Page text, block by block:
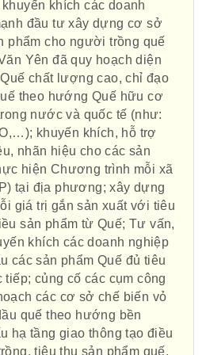
khích các doanh
đầu tư xây dựng cơ sở
phẩm cho người trồng quế
Yên đã quy hoạch diện
chất lượng cao, chỉ đạo
theo hướng Quế hữu cơ
nước và quốc tế (như:
khuyến khích, hỗ trợ
nhãn hiệu cho các sản
hiện Chương trình mỗi xã
tại địa phương; xây dựng
giá trị gắn sản xuất với tiêu
sản phẩm từ Quế; Tư vấn,
khích các doanh nghiệp
các sản phẩm Quế đủ tiêu
củng cố các cụm công
các cơ sở chế biến vỏ
quế theo hướng bền
hạ tầng giao thông tạo điều
tiêu thụ sản phẩm quế.
Y TP. Hà Nội